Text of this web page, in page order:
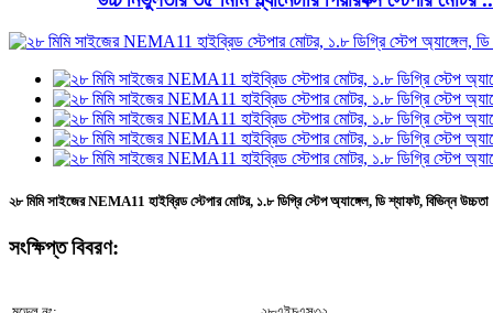
২৮ মিমি সাইজের NEMA11 হাইব্রিড স্টেপার মোটর, ১.৮ ডিগ্রি স্টেপ অ্যাঙ্গেল, ডি শ্যাফট, বিভিন্ন উচ্চতা
সংক্ষিপ্ত বিবরণ: